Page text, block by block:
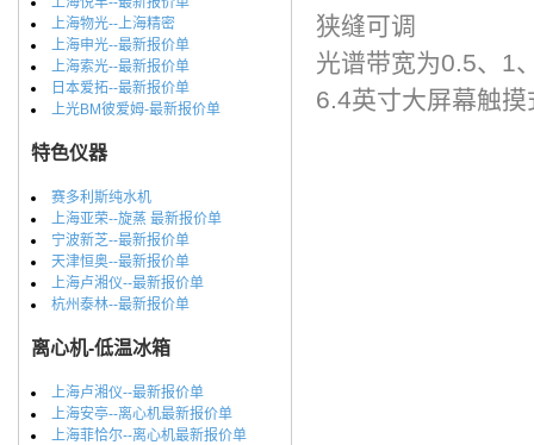
上海物光--上海精密
上海申光--最新报价单
上海索光--最新报价单
日本爱拓--最新报价单
上光BM彼爱姆-最新报价单
特色仪器
赛多利斯纯水机
上海亚荣--旋蒸 最新报价单
宁波新芝--最新报价单
天津恒奥--最新报价单
上海卢湘仪--最新报价单
杭州泰林--最新报价单
离心机-低温冰箱
上海卢湘仪--最新报价单
上海安亭--离心机最新报价单
上海菲恰尔--离心机最新报价单
狭缝可调
光谱带宽为0.5、1
6.4英寸大屏幕触